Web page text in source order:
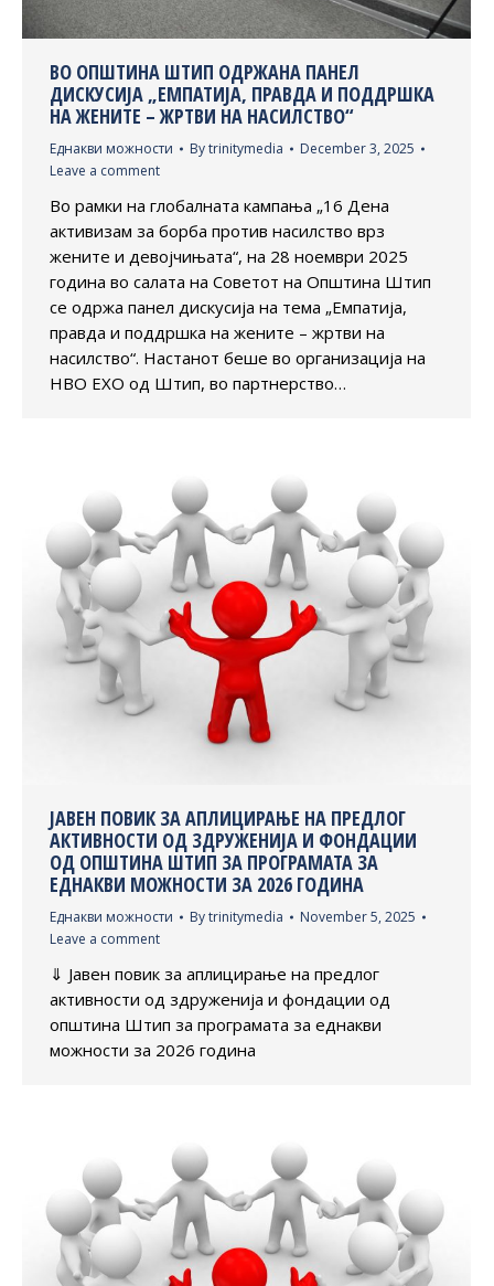
ВО ОПШТИНА ШТИП ОДРЖАНА ПАНЕЛ
ДИСКУСИЈА „ЕМПАТИЈА, ПРАВДА И ПОДДРШКА
НА ЖЕНИТЕ – ЖРТВИ НА НАСИЛСТВО“
Еднакви можности Bytrinitymedia
December 3, 2025
Leave a comment
Во рамки на глобалната кампања „16 Дена
активизам за борба против насилство врз
жените и девојчињата“, на 28 ноември 2025
година во салата на Советот на Општина Штип
се одржа панел дискусија на тема „Емпатија,
правда и поддршка на жените – жртви на
насилство“. Настанот беше во организација на
НВО ЕХО од Штип, во партнерство…
ЈАВЕН ПОВИК ЗА АПЛИЦИРАЊЕ НА ПРЕДЛОГ
АКТИВНОСТИ ОД ЗДРУЖЕНИЈА И ФОНДАЦИИ
ОД ОПШТИНА ШТИП ЗА ПРОГРАМАТА ЗА
ЕДНАКВИ МОЖНОСТИ ЗА 2026 ГОДИНА
Еднакви можности Bytrinitymedia
November 5, 2025
Leave a comment
⇓ Јавен повик за аплицирање на предлог
активности од здруженија и фондации од
општина Штип за програмата за еднакви
можности за 2026 година